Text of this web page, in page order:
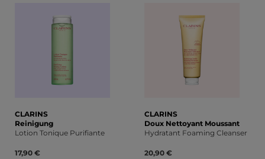
CLARINS
Reinigung
Lotion Tonique Purifiante
17,90 €
CLARINS
Doux Nettoyant Moussant
Hydratant Foaming Cleanser
20,90 €